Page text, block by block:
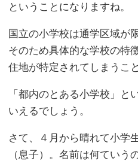
ということになりますね。
国立の小学校は通学区域が
そのため具体的な学校の特
住地が特定されてしまうこ
「都内のとある小学校」と
いえるでしょう。
さて、４月から晴れて小学
（息子）。名前は何ていう